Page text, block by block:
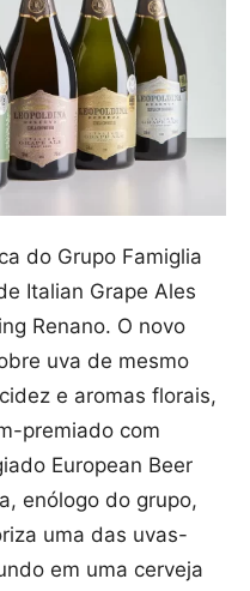
do Grupo Famiglia
Italian Grape Ales
Renano. O novo
uva de mesmo
e aromas florais,
premiado com
European Beer
enólogo do grupo,
uma das uvas-
em uma cerveja